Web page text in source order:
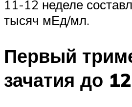
11-12 неделе
тысяч мЕд/мл.
Первый
зачатия до